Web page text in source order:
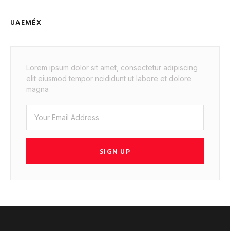
UAEMÉX
Lorem ipsum dolor sit amet, consectetur adipiscing
elit eiusmod tempor ncididunt ut labore et dolore
magna
SIGN UP